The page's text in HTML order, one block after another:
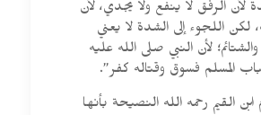
لأن الرفق لا ينفع ولا يجدي، لأن
لكن اللجوء إلى الشدة لا يعني
لأن النبي صلى الله عليه
المسلم فسوق وقتاله كفر”.
القيم رحمه الله النصيحة بأنها